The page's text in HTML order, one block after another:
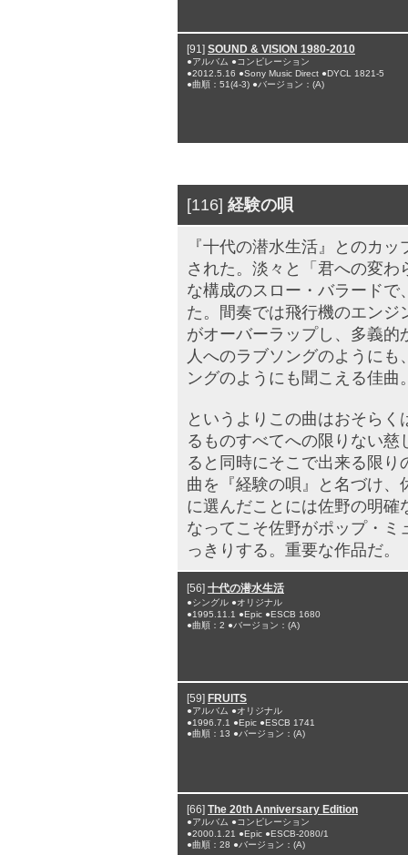
[91] SOUND & VISION 1980-2010
●アルバム ●コンピレーション
●2012.5.16 ●Sony Music Direct ●DYCL 1821-5
●曲順：51(4-3) ●バージョン：(A)
[116] 経験の唄
『十代の潜水生活』とのカ
された。淡々と「君への変
な構成のスロー・バラード
た。間奏では飛行機のエン
がオーバーラップし、多義
人へのラブソングのように
ングのようにも聞こえる佳曲
というよりこの曲はおそら
るものすべてへの限りない
ると同時にそこで出来る限
曲を『経験の唄』と名づけ
に選んだことには佐野の明
なってこそ佐野がポップ・
っきりする。重要な作品だ。
[56] 十代の潜水生活
●シングル ●オリジナル
●1995.11.1 ●Epic ●ESCB 1680
●曲順：2 ●バージョン：(A)
[59] FRUITS
●アルバム ●オリジナル
●1996.7.1 ●Epic ●ESCB 1741
●曲順：13 ●バージョン：(A)
[66] The 20th Anniversary Edition
●アルバム ●コンピレーション
●2000.1.21 ●Epic ●ESCB-2080/1
●曲順：28 ●バージョン：(A)